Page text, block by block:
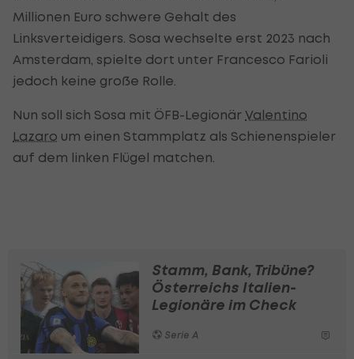
Millionen Euro schwere Gehalt des
Linksverteidigers. Sosa wechselte erst 2023 nach
Amsterdam, spielte dort unter Francesco Farioli
jedoch keine große Rolle.
Nun soll sich Sosa mit ÖFB-Legionär Valentino
Lazaro um einen Stammplatz als Schienenspieler
auf dem linken Flügel matchen.
Stamm, Bank, Tribüne?
Österreichs Italien-
Legionäre im Check
Serie A